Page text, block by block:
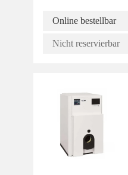
Online bestellbar
Nicht reservierbar